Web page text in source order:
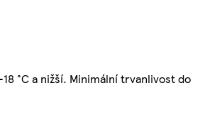
°C a nižší. Minimální trvanlivost do